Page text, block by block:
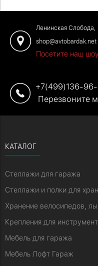
#отзывыавтобардак
Ленинская Слобода,
shop@avtobardak.net
Посетите наш
+7(499)136-
Перезвоните
КАТАЛОГ
Стеллажи для гаража
Стеллажи и полки для
Хранение велосипедов,
Крепления для
Мебель для гаража
Мебель Лофт Гараж